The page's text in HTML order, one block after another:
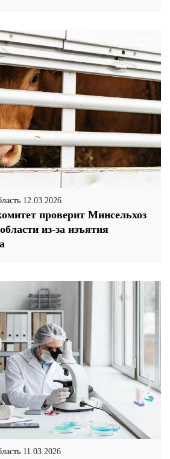
12.03.2026
проверит Минсельхоз
из-за изъятия
11.03.2026